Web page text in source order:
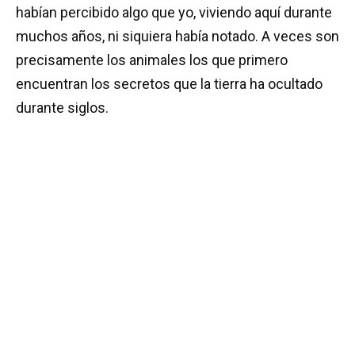
habían percibido algo que yo, viviendo aquí durante
muchos años, ni siquiera había notado. A veces son
precisamente los animales los que primero
encuentran los secretos que la tierra ha ocultado
durante siglos.